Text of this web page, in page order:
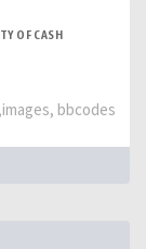
OF CASH
bbcodes